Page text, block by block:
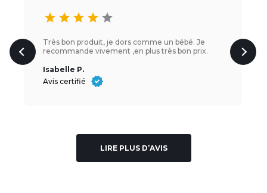
star star star star star
Très bon produit, je dors comme un bébé. Je
recommande vivement ,en plus très bon prix.
Isabelle P.
Avis certifié
LIRE PLUS D’AVIS